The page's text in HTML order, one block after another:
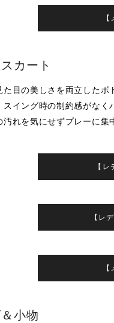
カート
た目の美しさを両立した
スイング時の制約感がな
汚れを気にせずプレーに集
【
【レ
小物